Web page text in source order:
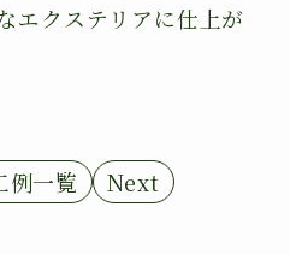
エクステリアに仕上が
例一覧 Next